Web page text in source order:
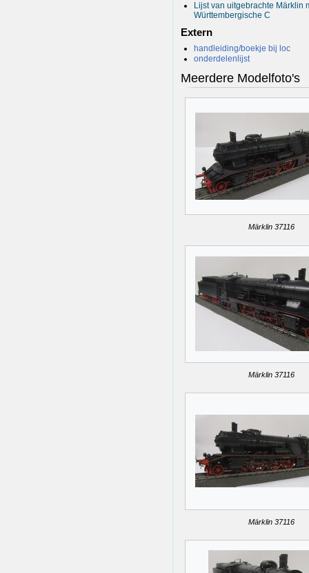
Lijst van uitgebrachte Märklin
Württembergische C
Extern
handleiding/boekje bij loc
onderdelenlijst
Meerdere Modelfoto's
Märklin 37116
Märklin 37116
Märklin 37116